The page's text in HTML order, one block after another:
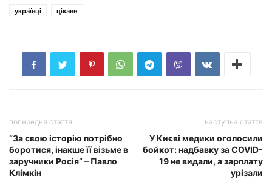
українці
цікаве
попередня стаття
“За свою історію потрібно
боротися, інакше її візьме в
заручники Росія” – Павло
Клімкін
наступна стаття
У Києві медики оголосили
бойкот: надбавку за COVID-
19 не видали, а зарплату
урізали